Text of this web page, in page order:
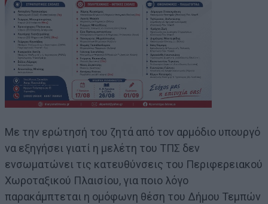
Με την ερώτησή του ζητά από τον αρμόδιο υπουργό
να εξηγήσει γιατί η μελέτη του ΤΠΣ δεν
ενσωματώνει τις κατευθύνσεις του Περιφερειακού
Χωροταξικού Πλαισίου, για ποιο λόγο
παρακάμπτεται η ομόφωνη θέση του Δήμου Τεμπών